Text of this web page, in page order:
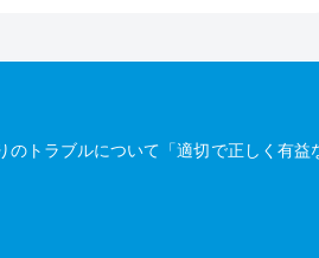
トラブルについて「適切で正しく有益